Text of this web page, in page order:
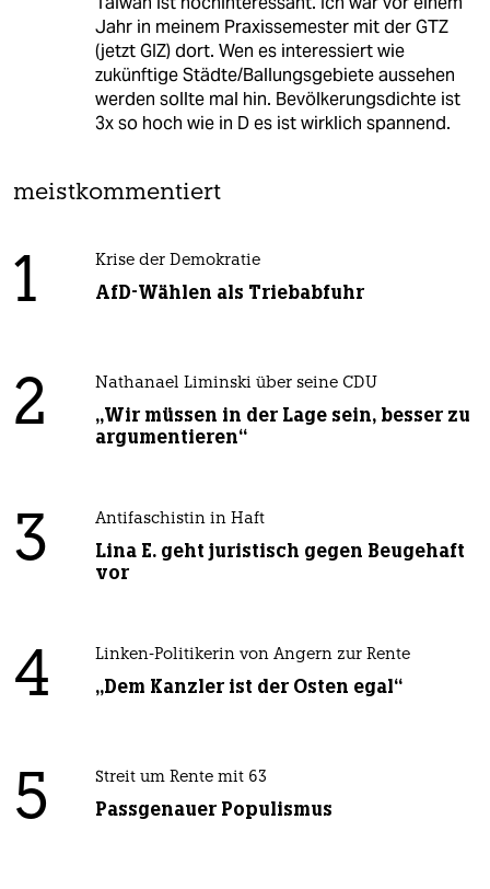
Jahr in meinem Praxissemester mit der GTZ
(jetzt GIZ) dort. Wen es interessiert wie
zukünftige Städte/Ballungsgebiete aussehen
werden sollte mal hin. Bevölkerungsdichte ist
3x so hoch wie in D es ist wirklich spannend.
meistkommentiert
1 Krise der Demokratie
AfD-Wählen als Triebabfuhr
2 Nathanael Liminski über seine CDU
„Wir müssen in der Lage sein, besser zu
argumentieren“
3 Antifaschistin in Haft
Lina E. geht juristisch gegen Beugehaft
vor
4 Linken-Politikerin von Angern zur Rente
„Dem Kanzler ist der Osten egal“
5 Streit um Rente mit 63
Passgenauer Populismus